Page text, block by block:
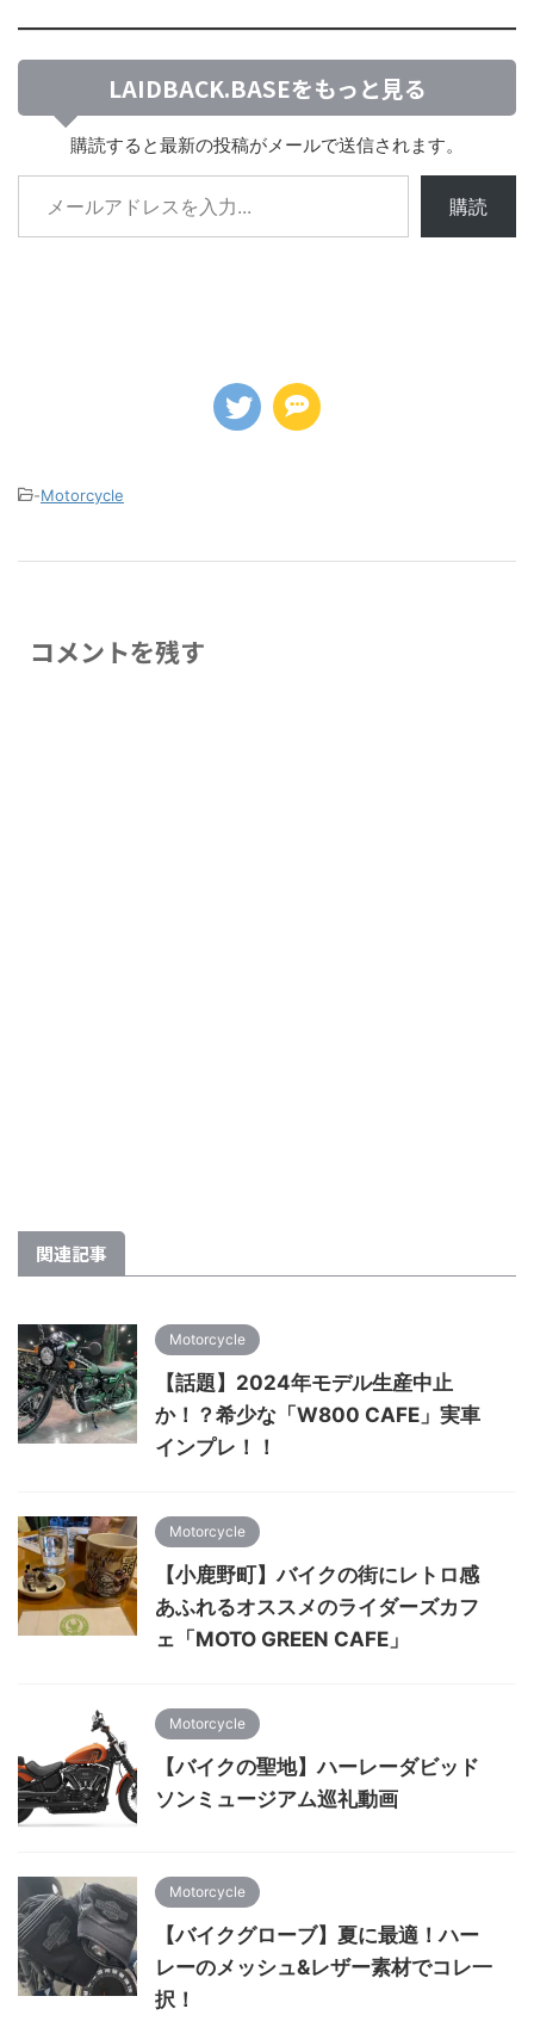
LAIDBACK.BASEをもっと見る
購読すると最新の投稿がメールで送信されます。
購読
-Motorcycle
コメントを残す
関連記事
Motorcycle
【話題】2024年モデル生産中止
か！？希少な「W800 CAFE」実車
インプレ！！
Motorcycle
【小鹿野町】バイクの街にレトロ感
あふれるオススメのライダーズカフ
ェ「MOTO GREEN CAFE」
Motorcycle
【バイクの聖地】ハーレーダビッド
ソンミュージアム巡礼動画
Motorcycle
【バイクグローブ】夏に最適！ハー
レーのメッシュ&レザー素材でコレ一
択！